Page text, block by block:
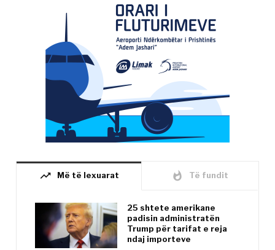
trending_up Më të lexuarat whatshot Të fundit
25 shtete amerikane
padisin administratën
Trump për tarifat e reja
ndaj importeve